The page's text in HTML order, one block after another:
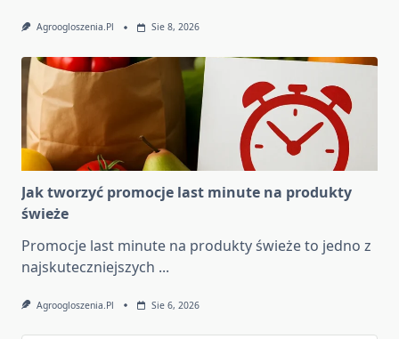
Agroogloszenia.pl Sie 8, 2026
Jak tworzyć promocje last minute na produkty
świeże
Promocje last minute na produkty świeże to jedno z
najskuteczniejszych ...
Agroogloszenia.pl Sie 6, 2026